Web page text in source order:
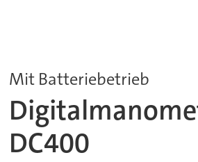
Mit Batteriebetrieb
DC400